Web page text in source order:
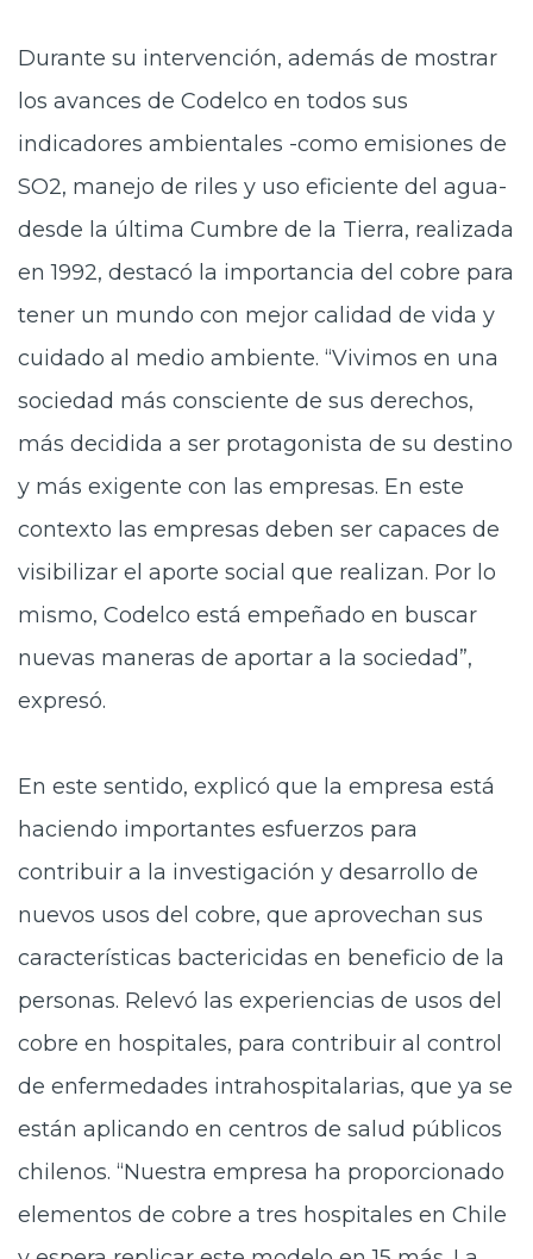
Durante su intervención, además de mostrar
los avances de Codelco en todos sus
indicadores ambientales -como emisiones de
SO2, manejo de riles y uso eficiente del agua-
desde la última Cumbre de la Tierra, realizada
en 1992, destacó la importancia del cobre para
tener un mundo con mejor calidad de vida y
cuidado al medio ambiente. “Vivimos en una
sociedad más consciente de sus derechos,
más decidida a ser protagonista de su destino
y más exigente con las empresas. En este
contexto las empresas deben ser capaces de
visibilizar el aporte social que realizan. Por lo
mismo, Codelco está empeñado en buscar
nuevas maneras de aportar a la sociedad”,
expresó.
En este sentido, explicó que la empresa está
haciendo importantes esfuerzos para
contribuir a la investigación y desarrollo de
nuevos usos del cobre, que aprovechan sus
características bactericidas en beneficio de la
personas. Relevó las experiencias de usos del
cobre en hospitales, para contribuir al control
de enfermedades intrahospitalarias, que ya se
están aplicando en centros de salud públicos
chilenos. “Nuestra empresa ha proporcionado
elementos de cobre a tres hospitales en Chile